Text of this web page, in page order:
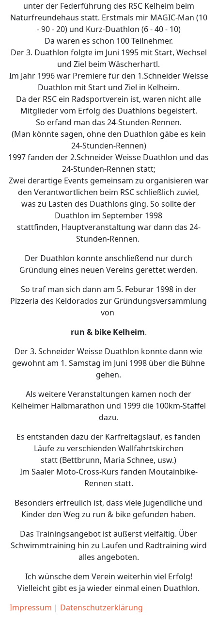
unter der Federführung des RSC Kelheim beim
Naturfreundehaus statt. Erstmals mir MAGIC-Man (10
- 90 - 20) und Kurz-Duathlon (6 - 40 - 10)
Da waren es schon 100 Teilnehmer.
Der 3. Duathlon folgte im Juni 1995 mit Start, Wechsel
und Ziel beim Wäscherhartl.
Im Jahr 1996 war Premiere für den 1.Schneider Weisse
Duathlon mit Start und Ziel in Kelheim.
Da der RSC ein Radsportverein ist, waren nicht alle
Mitglieder vom Erfolg des Duathlons begeistert.
So erfand man das 24-Stunden-Rennen.
(Man könnte sagen, ohne den Duathlon gäbe es kein
24-Stunden-Rennen)
1997 fanden der 2.Schneider Weisse Duathlon und das
24-Stunden-Rennen statt;
Zwei derartige Events gemeinsam zu organisieren war
den Verantwortlichen beim RSC schließlich zuviel,
was zu Lasten des Duathlons ging. So sollte der
Duathlon im September 1998
stattfinden, Hauptveranstaltung war dann das 24-
Stunden-Rennen.
Der Duathlon konnte anschließend nur durch
Gründung eines neuen Vereins gerettet werden.
So traf man sich dann am 5. Feburar 1998 in der
Pizzeria des Keldorados zur Gründungsversammlung
von
run & bike Kelheim.
Der 3. Schneider Weisse Duathlon konnte dann wie
gewohnt am 1. Samstag im Juni 1998 über die Bühne
gehen.
Als weitere Veranstaltungen kamen noch der
Kelheimer Halbmarathon und 1999 die 100km-Staffel
dazu.
Es entstanden dazu der Karfreitagslauf, es fanden
Läufe zu verschienden Wallfahrtskirchen
statt(Bettbrunn, Maria Schnee, usw.)
Im Saaler Moto-Cross-Kurs fanden Moutainbike-
Rennen statt.
Besonders erfreulich ist, dass viele Jugendliche und
Kinder den Weg zu run & bike gefunden haben.
Das Trainingsangebot ist äußerst vielfältig. Über
Schwimmtraining hin zu Laufen und Radtraining wird
alles angeboten.
Ich wünsche dem Verein weiterhin viel Erfolg!
Vielleicht gibt es ja wieder einmal einen Duathlon.
Impressum | Datenschutzerklärung